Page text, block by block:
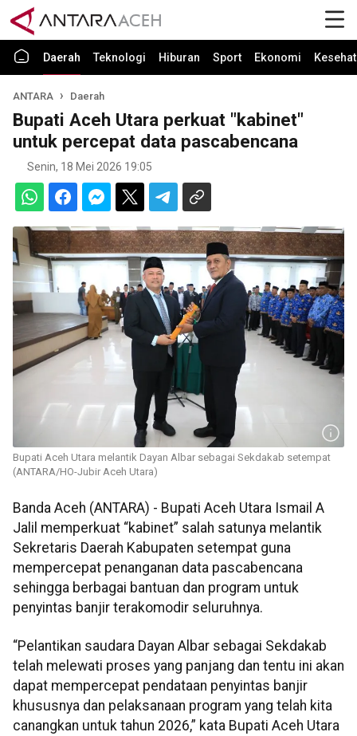
Daerah Teknologi Hiburan Sport Ekonomi
ANTARA Daerah
Bupati Aceh Utara perkuat "kabinet"
untuk percepat data pascabencana
Senin, 18 Mei 2026 19:05
Bupati Aceh Utara melantik Dayan Albar sebagai Sekdakab setempat
(ANTARA/HO-Jubir Aceh Utara)
Banda Aceh (ANTARA) - Bupati Aceh Utara Ismail A
Jalil memperkuat “kabinet” salah satunya melantik
Sekretaris Daerah Kabupaten setempat guna
mempercepat penanganan data pascabencana
sehingga berbagai bantuan dan program untuk
penyintas banjir terakomodir seluruhnya.
“Pelantikan saudara Dayan Albar sebagai Sekdakab
telah melewati proses yang panjang dan tentu ini akan
dapat mempercepat pendataan penyintas banjir
khususnya dan pelaksanaan program yang telah kita
canangkan untuk tahun 2026,” kata Bupati Aceh Utara